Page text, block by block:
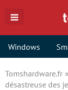
Windows
Tomshardware.fr
désastreuse des